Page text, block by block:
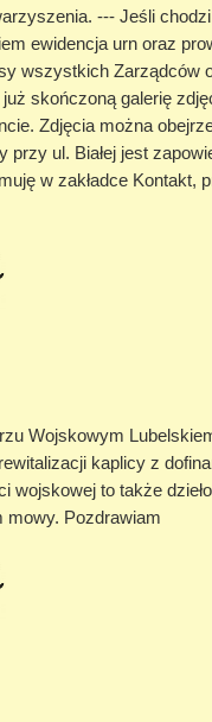
--- Jeśli
ewidencja urn oraz
wszystkich Zarządców
skończoną galerię
Zdjęcia można
ul. Białej jest
w zakładce Kontakt,
Wojskowym
kaplicy z
wojskowej to także
mowy. Pozdrawiam